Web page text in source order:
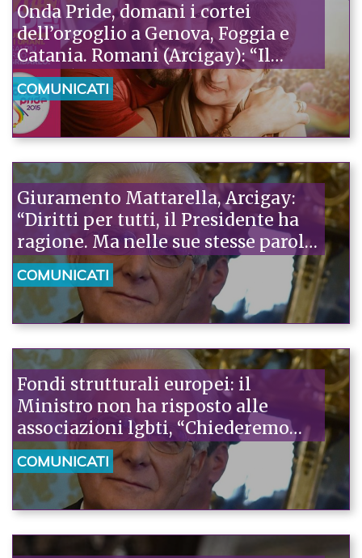
Onda Pride, domani i cortei
dell’orgoglio a Genova, Foggia e
Catania. Romani (Arcigay): “Il
Paese è con noi”
COMUNICATI
Giuramento Mattarella, Arcigay:
“Diritti per tutti, il Presidente ha
ragione. Ma nelle sue stesse parole
si misura l’esclusione delle persone
lgbt”
COMUNICATI
Fondi strutturali europei: il
Ministro non ha risposto alle
associazioni lgbti, “Chiederemo
alla Commissione europea di
vigilare sul caso italiano”
COMUNICATI